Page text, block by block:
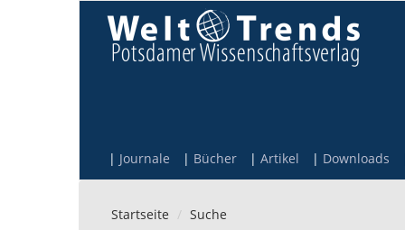
Journale Bücher Artikel Downloads
Startseite Suche